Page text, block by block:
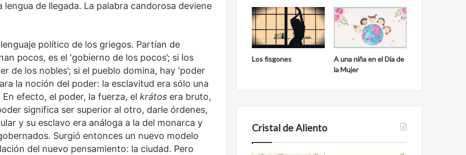
lengua de llegada. La palabra candorosa deviene
político de los griegos. Partían de
pocos, es el ‘gobierno de los pocos’; si los
de los nobles’; si el pueblo domina, hay ‘poder
la noción del poder: la esclavitud era sólo una
efecto, el poder, la fuerza, el krátos era bruto,
significa ser superior al otro, darle órdenes,
y su esclavo era análoga a la del monarca y
Surgió entonces un nuevo modelo
del nuevo pensamiento: la ciudad. Pero
Los fisgones
A una niña en el Día de
la Mujer
Cristal de Aliento